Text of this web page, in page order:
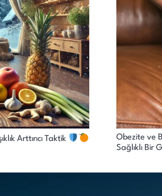
Arttırıcı Taktik
Obezite ve
Sağlıklı Bir